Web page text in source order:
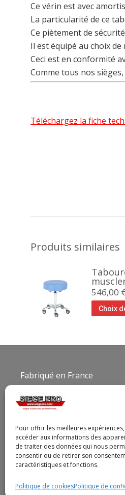
Pour offrir les meilleures
accéder aux informations des
de traiter des données qui nous
consentir ou de retirer son
caractéristiques et fonctions.
Politique de cookiesPolitique de
Ce vérin est avec
La particularité de ce
Ce piètement de
Il est équipé au choix
Ceci est en conformité
Comme tous nos
Téléchargez la fiche
Produits similaires
546,00
Choix
Fabriqué en France